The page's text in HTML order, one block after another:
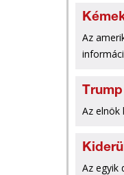
Az
Az elnök
Az egyik